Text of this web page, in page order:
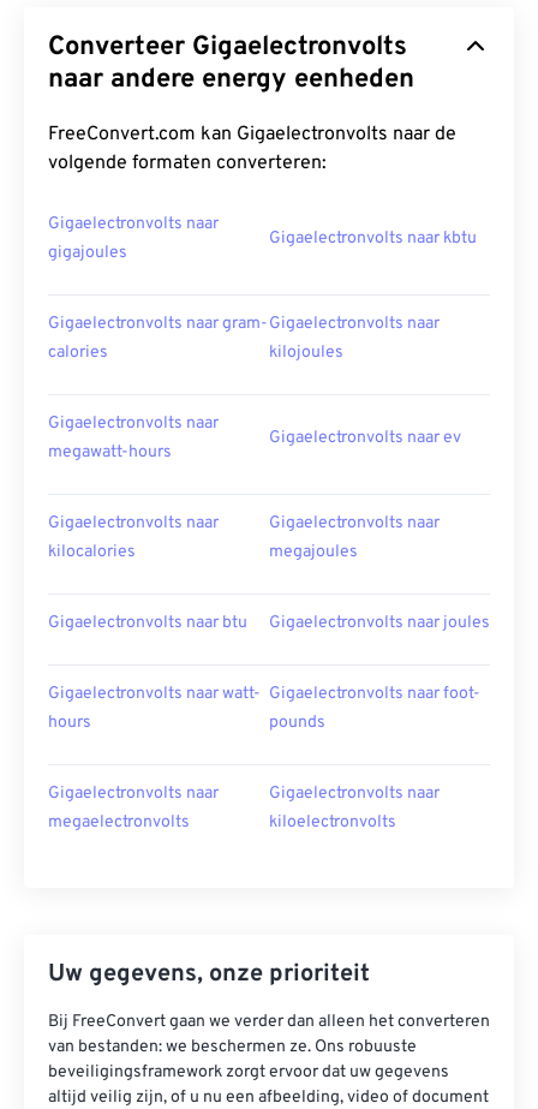
Converteer Gigaelectronvolts
naar andere energy eenheden
FreeConvert.com kan Gigaelectronvolts naar de
volgende formaten converteren:
Gigaelectronvolts naar
gigajoules
Gigaelectronvolts naar kbtu
Gigaelectronvolts naar gram-
calories
Gigaelectronvolts naar
kilojoules
Gigaelectronvolts naar
megawatt-hours
Gigaelectronvolts naar ev
Gigaelectronvolts naar
kilocalories
Gigaelectronvolts naar
megajoules
Gigaelectronvolts naar btu Gigaelectronvolts naar joules
Gigaelectronvolts naar watt-
hours
Gigaelectronvolts naar foot-
pounds
Gigaelectronvolts naar
megaelectronvolts
Gigaelectronvolts naar
kiloelectronvolts
Uw gegevens, onze prioriteit
Bij FreeConvert gaan we verder dan alleen het converteren
van bestanden: we beschermen ze. Ons robuuste
beveiligingsframework zorgt ervoor dat uw gegevens
altijd veilig zijn, of u nu een afbeelding, video of document